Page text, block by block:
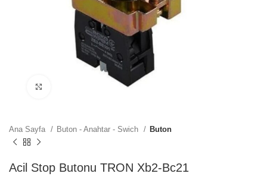
Büyütmek için tıklayın
Ana Sayfa Buton - Anahtar - Swich Buton
Acil Stop Butonu TRON Xb2-Bc21